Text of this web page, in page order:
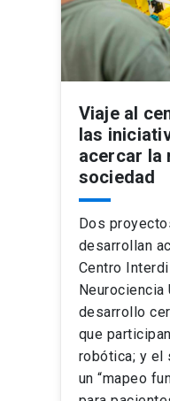
Viaje al
las
acercar la
sociedad
Dos
desarrollan
Centro
Neurociencia
desarrollo
que
robótica; y el
un “mapeo